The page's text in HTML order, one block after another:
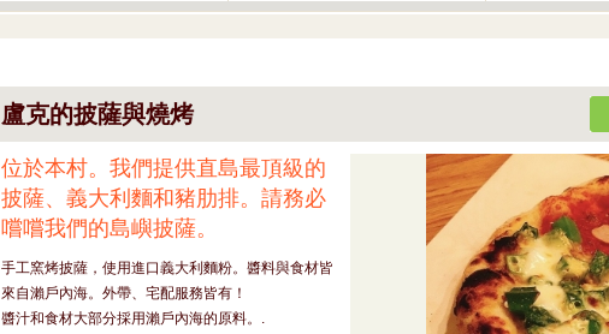
盧克的披薩與燒烤
位於本村。我們提供直島最頂級的
披薩、義大利麵和豬肋排。請務必
嚐嚐我們的島嶼披薩。
手工窯烤披薩，使用進口義大利麵粉。醬料與食材皆
來自瀨戶內海。外帶、宅配服務皆有！
醬汁和食材大部分採用瀨戶內海的原料。.